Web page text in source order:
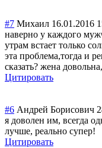
#7 Михаил 16.01.2016
наверно у каждого
утрам встает только
эта проблема,тогда и
сказать? жена
Цитировать
#6 Андрей Борисович
я доволен им, всегда
лучше, реально супер!
Цитировать